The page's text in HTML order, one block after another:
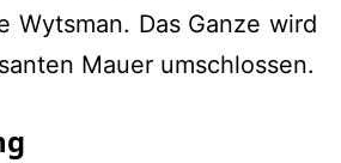
Wytsman. Das Ganze wird
Mauer umschlossen.